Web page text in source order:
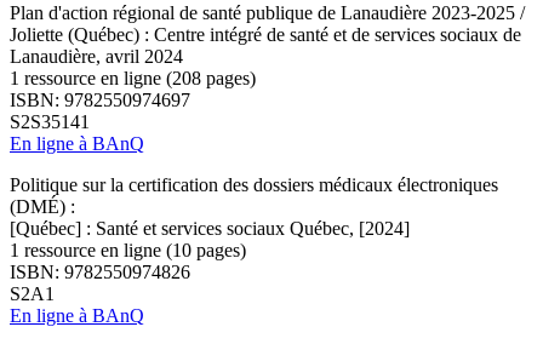
Plan d'action régional de santé publique de Lanaudière 2023-2025 /
Joliette (Québec) : Centre intégré de santé et de services sociaux de
Lanaudière, avril 2024
1 ressource en ligne (208 pages)
ISBN: 9782550974697
S2S35141
En ligne à BAnQ
Politique sur la certification des dossiers médicaux électroniques
(DMÉ) :
[Québec] : Santé et services sociaux Québec, [2024]
1 ressource en ligne (10 pages)
ISBN: 9782550974826
S2A1
En ligne à BAnQ